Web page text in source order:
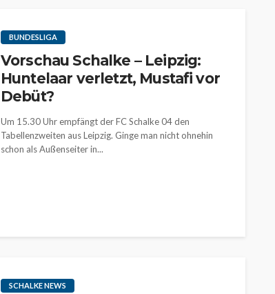
BUNDESLIGA
Vorschau Schalke – Leipzig:
Huntelaar verletzt, Mustafi vor
Debüt?
Um 15.30 Uhr empfängt der FC Schalke 04 den
Tabellenzweiten aus Leipzig. Ginge man nicht ohnehin
schon als Außenseiter in...
SCHALKE NEWS